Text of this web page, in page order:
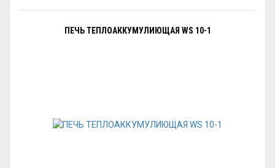
ПЕЧЬ ТЕПЛОАККУМУЛИЮЩАЯ WS 10-1